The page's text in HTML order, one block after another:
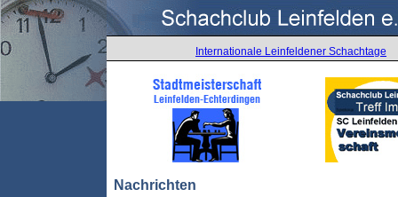
Internationale Leinfeldener Schachtage
Nachrichten